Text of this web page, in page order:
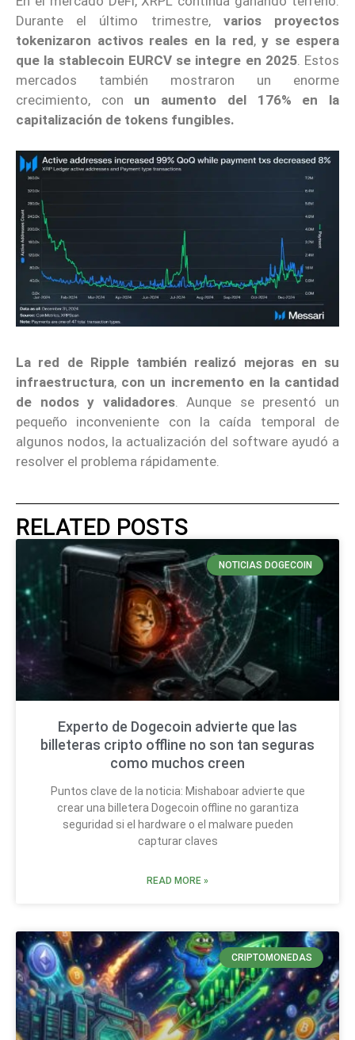
Durante el último trimestre, varios proyectos
tokenizaron activos reales en la red, y se espera
que la stablecoin EURCV se integre en 2025. Estos
mercados también mostraron un enorme
crecimiento, con un aumento del 176% en la
capitalización de tokens fungibles.
La red de Ripple también realizó mejoras en su
infraestructura, con un incremento en la cantidad
de nodos y validadores. Aunque se presentó un
pequeño inconveniente con la caída temporal de
algunos nodos, la actualización del software ayudó a
resolver el problema rápidamente.
RELATED POSTS
NOTICIAS DOGECOIN
Experto de Dogecoin advierte que las
billeteras cripto offline no son tan seguras
como muchos creen
Puntos clave de la noticia: Mishaboar advierte que
crear una billetera Dogecoin offline no garantiza
seguridad si el hardware o el malware pueden
capturar claves
READ MORE »
CRIPTOMONEDAS